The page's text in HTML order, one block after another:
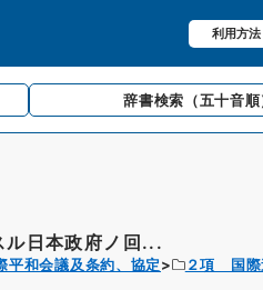
利用方法
辞書検索 （五十音順
ル日本政府ノ回...
和会議及条約、協定 ２項 国際